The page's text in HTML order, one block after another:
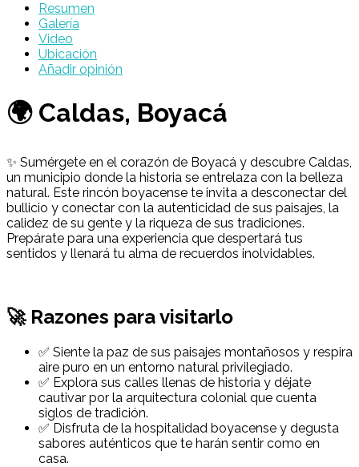
Resumen
Galería
Video
Ubicación
Añadir opinión
🌍 Caldas, Boyacá
✨ Sumérgete en el corazón de Boyacá y descubre Caldas,
un municipio donde la historia se entrelaza con la belleza
natural. Este rincón boyacense te invita a desconectar del
bullicio y conectar con la autenticidad de sus paisajes, la
calidez de su gente y la riqueza de sus tradiciones.
Prepárate para una experiencia que despertará tus
sentidos y llenará tu alma de recuerdos inolvidables.
🚀 Razones para visitarlo
✅ Siente la paz de sus paisajes montañosos y respira
aire puro en un entorno natural privilegiado.
✅ Explora sus calles llenas de historia y déjate
cautivar por la arquitectura colonial que cuenta
siglos de tradición.
✅ Disfruta de la hospitalidad boyacense y degusta
sabores auténticos que te harán sentir como en
casa.